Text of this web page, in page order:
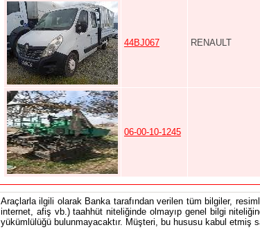
44BJ067 RENAULT
06-00-10-1245
Araçlarla ilgili olarak Banka tarafından verilen tüm bilgiler,
internet, afiş vb.) taahhüt niteliğinde olmayıp genel bilgi
yükümlülüğü bulunmayacaktır. Müşteri, bu hususu kabul etmiş